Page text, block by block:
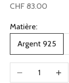
Prix de vente
CHF 83.00
Matière:
Argent 925
Diminuer la